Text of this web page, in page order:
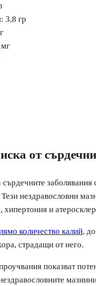
3,8 гр
от
нездравословни
и
количество калий,
страдащи от него.
показват